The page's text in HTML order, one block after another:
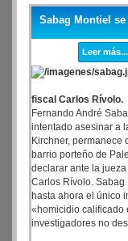
Sabag Montiel
Leer más...
fiscal Carlos Rívolo.
Fernando André
intentado asesinar a
Kirchner, permanece
barrio porteño de
declarar ante la
Carlos Rívolo. Sabag
hasta ahora el único
«homicidio calificado
investigadores no